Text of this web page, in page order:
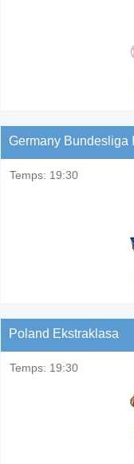
Germany Bundesliga II
Temps: 19:30
Poland Ekstraklasa
Temps: 19:30